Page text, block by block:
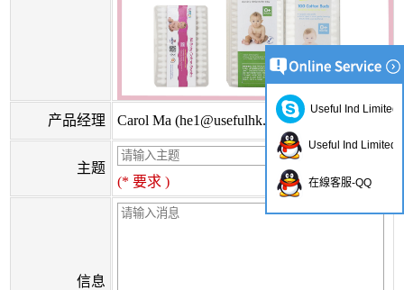
产品经理 Carol Ma (he1@usefulhk.com)
主题
(* 要求 )
信息
Useful Ind Limited
Useful Ind Limited
在線客服-QQ